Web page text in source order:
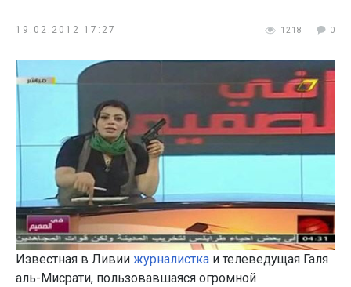
19.02.2012 17:27 1218 0
Известная в Ливии журналистка и телеведущая Галя
аль-Мисрати, пользовавшаяся огромной